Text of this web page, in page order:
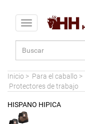
Toggle navigation
Inicio > Para el caballo >
Protectores de trabajo
HISPANO HIPICA